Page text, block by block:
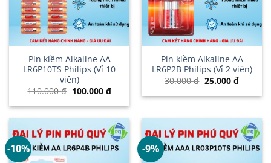
Pin kiềm Alkaline AA
LR6P10TS Philips (Vỉ 10
viên)
110.000₫ Giá
gốc
là:
100.000 ₫Giá
hiện
tại
100.000 ₫.
Pin kiềm Alkaline AA
LR6P2B Philips (Vỉ 2 viên)
30.000₫ Giá
gốc
là:
25.000 ₫Giá
hiện
tại
-10% -9%